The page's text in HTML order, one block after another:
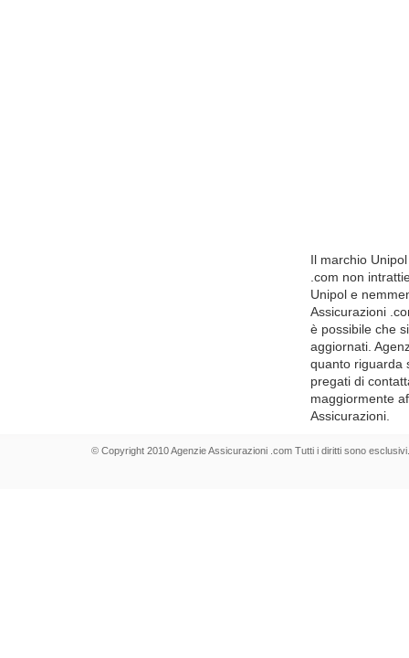
Il marchio
.com non
Unipol e
Assicurazioni
è possibile che
aggiornati.
quanto riguarda
pregati di
maggiormente
Assicurazioni.
© Copyright 2010 Agenzie Assicurazioni .com Tutti i diritti sono esclusivi.